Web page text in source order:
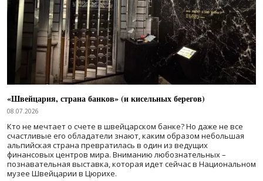
«Швейцария, страна банков» (и кисельных берегов)
08.07.2026
Кто не мечтает о счете в швейцарском банке? Но даже не все
счастливые его обладатели знают, каким образом небольшая
альпийская страна превратилась в один из ведущих
финансовых центров мира. Вниманию любознательных –
познавательная выставка, которая идет сейчас в Национальном
музее Швейцарии в Цюрихе.